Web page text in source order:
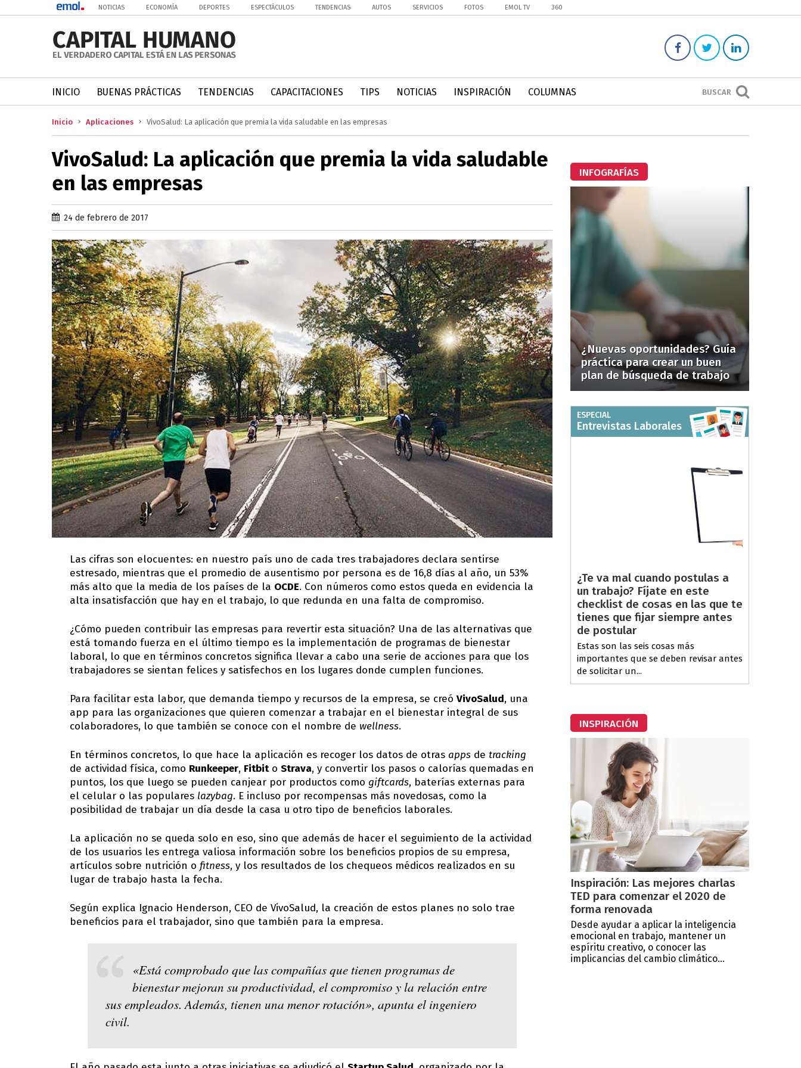
NOTICIAS ECONOMÍA DEPORTES ESPECTÁCULOS TENDENCIAS AUTOS SERVICIOS FOTOS EMOL TV 360
BUSCAR
INICIO BUENAS PRÁCTICAS TENDENCIAS CAPACITACIONES TIPS NOTICIAS INSPIRACIÓN COLUMNAS
Inicio Aplicaciones VivoSalud: La aplicación que premia la vida saludable en las empresas
VivoSalud: La aplicación que premia la vida saludable
en las empresas
24 de febrero de 2017
Las cifras son elocuentes: en nuestro país uno de cada tres trabajadores declara sentirse
estresado, mientras que el promedio de ausentismo por persona es de 16,8 días al año, un 53%
más alto que la media de los países de la OCDE. Con números como estos queda en evidencia la
alta insatisfacción que hay en el trabajo, lo que redunda en una falta de compromiso.
¿Cómo pueden contribuir las empresas para revertir esta situación? Una de las alternativas que
está tomando fuerza en el último tiempo es la implementación de programas de bienestar
laboral, lo que en términos concretos significa llevar a cabo una serie de acciones para que los
trabajadores se sientan felices y satisfechos en los lugares donde cumplen funciones.
Para facilitar esta labor, que demanda tiempo y recursos de la empresa, se creó VivoSalud, una
app para las organizaciones que quieren comenzar a trabajar en el bienestar integral de sus
colaboradores, lo que también se conoce con el nombre de wellness.
En términos concretos, lo que hace la aplicación es recoger los datos de otras apps de tracking
de actividad física, como Runkeeper, Fitbito Strava, y convertir los pasos o calorías quemadas en
puntos, los que luego se pueden canjear por productos como giftcards, baterías externas para
el celular o las populares lazybag. E incluso por recompensas más novedosas, como la
posibilidad de trabajar un día desde la casa u otro tipo de beneficios laborales.
La aplicación no se queda solo en eso, sino que además de hacer el seguimiento de la actividad
de los usuarios les entrega valiosa información sobre los beneficios propios de su empresa,
artículos sobre nutrición o fitness, y los resultados de los chequeos médicos realizados en su
lugar de trabajo hasta la fecha.
Según explica Ignacio Henderson, CEO de VivoSalud, la creación de estos planes no solo trae
beneficios para el trabajador, sino que también para la empresa.
«Está comprobado que las compañías que tienen programas de
bienestar mejoran su productividad, el compromiso y la relación entre
sus empleados. Además, tienen una menor rotación», apunta el ingeniero
civil.
INFOGRAFÍAS
¿Nuevas oportunidades? Guía
práctica para crear un buen
plan de búsqueda de trabajo
ESPECIAL
Entrevistas Laborales
¿Te va mal cuando postulas a
un trabajo? Fíjate en este
checklist de cosas en las que te
tienes que fijar siempre antes
de postular
Estas son las seis cosas más
importantes que se deben revisar antes
de solicitar un...
INSPIRACIÓN
Inspiración: Las mejores charlas
TED para comenzar el 2020 de
forma renovada
Desde ayudar a aplicar la inteligencia
emocional en trabajo, mantener un
espíritu creativo, o conocer las
implicancias del cambio climático...